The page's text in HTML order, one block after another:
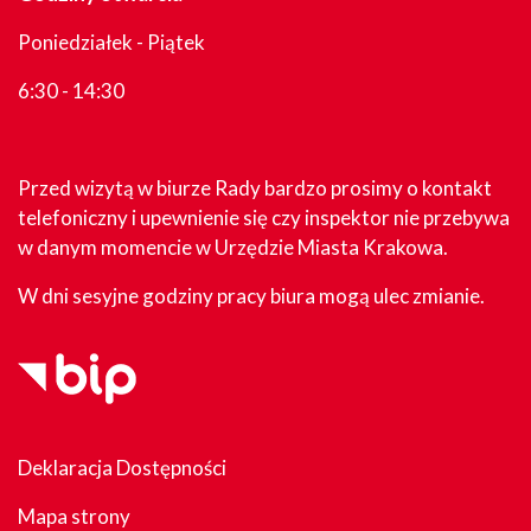
Poniedziałek - Piątek
6:30 - 14:30
Przed wizytą w biurze Rady bardzo prosimy o kontakt
telefoniczny i upewnienie się czy inspektor nie przebywa
w danym momencie w Urzędzie Miasta Krakowa.
W dni sesyjne godziny pracy biura mogą ulec zmianie.
Deklaracja Dostępności
Mapa strony